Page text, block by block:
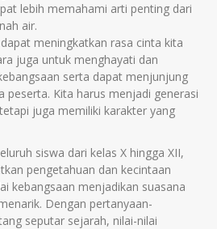
lebih memahami arti penting dari
air.
meningkatkan rasa cinta kita
juga untuk menghayati dan
serta dapat menjunjung
peserta. Kita harus menjadi generasi
juga memiliki karakter yang
siswa dari kelas X hingga XII,
pengetahuan dan kecintaan
kebangsaan menjadikan suasana
Dengan pertanyaan-
seputar sejarah, nilai-nilai